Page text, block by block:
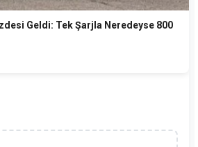
Geldi: Tek Şarjla Neredeyse 800